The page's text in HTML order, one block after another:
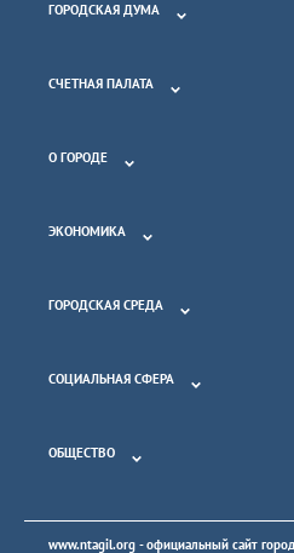
ГОРОДСКАЯ ДУМА
СЧЕТНАЯ ПАЛАТА
О ГОРОДЕ
ЭКОНОМИКА
ГОРОДСКАЯ СРЕДА
СОЦИАЛЬНАЯ СФЕРА
ОБЩЕСТВО
www.ntagil.org - официальный сайт